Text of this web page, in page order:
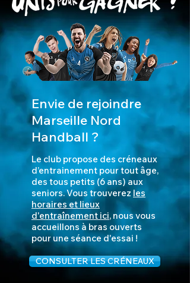
Envie de rejoindre
Marseille Nord
Handball ?
Le club propose des créneaux
d’entrainement pour tout âge,
des tous petits (6 ans) aux
seniors. Vous trouverez les
horaires et lieux
d'entraînement ici, nous vous
accueillons à bras ouverts
pour une séance d'essai !
CONSULTER LES CRÉNEAUX